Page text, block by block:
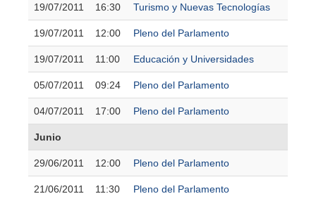
19/07/2011 16:30 Turismo y Nuevas Tecnologías
19/07/2011 12:00 Pleno del Parlamento
19/07/2011 11:00 Educación y Universidades
05/07/2011 09:24 Pleno del Parlamento
04/07/2011 17:00 Pleno del Parlamento
Junio
29/06/2011 12:00 Pleno del Parlamento
21/06/2011 11:30 Pleno del Parlamento